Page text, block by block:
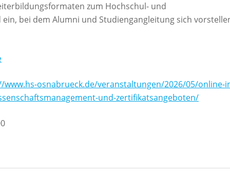
zum Hochschul- und
bei dem Alumni und Studiengangleitung sich
www.hs-osnabrueck.de/veranstaltungen/2026/05/online-
und-zertifikatsangeboten/